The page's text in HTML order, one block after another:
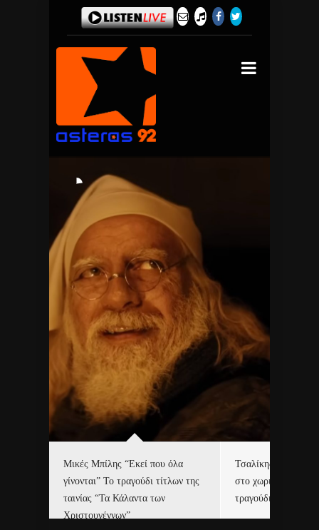
Μικές Μπίλης “Εκεί που όλα
γίνονται” Το τραγούδι τίτλων της
ταινίας “Τα Κάλαντα των
Χριστουγέννων”
Τσαλίκης,
στο χωριό του Άι
τραγούδι και video